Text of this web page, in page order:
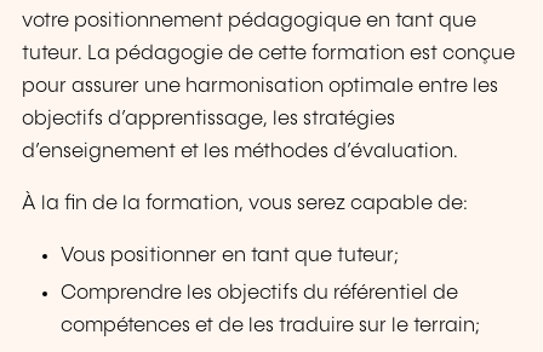
votre positionnement pédagogique en tant que
tuteur. La pédagogie de cette formation est conçue
pour assurer une harmonisation optimale entre les
objectifs d’apprentissage, les stratégies
d’enseignement et les méthodes d’évaluation.
À la fin de la formation, vous serez capable de:
Vous positionner en tant que tuteur;
Comprendre les objectifs du référentiel de
compétences et de les traduire sur le terrain;